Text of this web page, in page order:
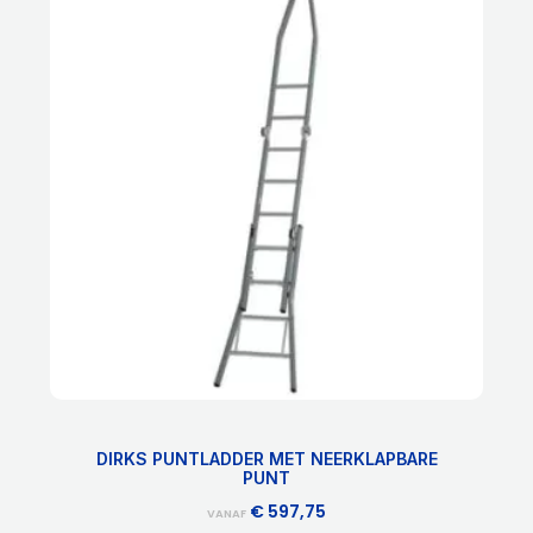
DIRKS PUNTLADDER MET NEERKLAPBARE
PUNT
VANAF € 597,75
product
heeft
meerdere
variaties.
Deze
optie
kan
gekozen
worden
op
de
productpagina